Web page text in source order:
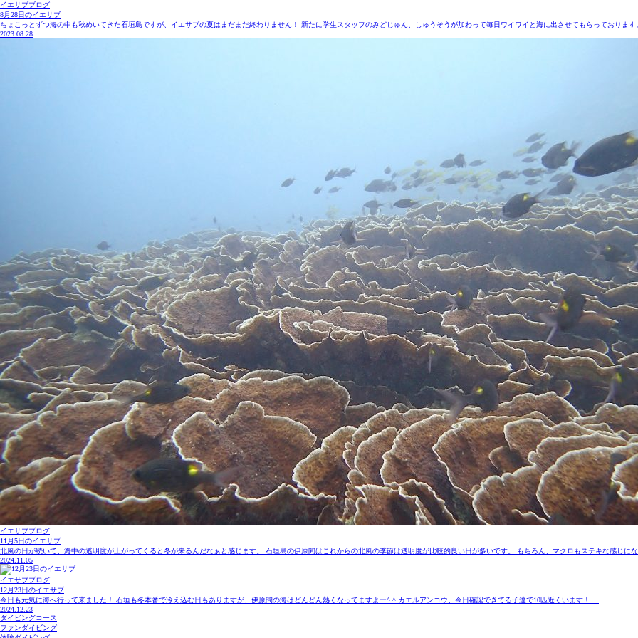
イエサブブログ
8月28日のイエサブ
ちょこっとずつ海の中も秋めいてきた石垣島ですが、イエサブの夏はまだまだ終わりません！ 新たに学生スタッフのみどじゅん、しゅうそうが加わって毎日ワイワイと海に出させてもらっております
2023.08.28
イエサブブログ
11月5日のイエサブ
北風の日が続いて、海中の透明度が上がってくると冬が来るんだなぁと感じます。 石垣島の伊原間はこれからの北風の季節は透明度が比較的良い日が多いです。 もちろん、マクロもステキな感じに
2024.11.05
イエサブブログ
12月23日のイエサブ
今日も元気に海へ行って来ました！ 石垣も冬本番で冷え込む日もありますが、伊原間の海はどんどん熱くなってますよー^ ^ カエルアンコウ、今日確認できてる子達で10匹近くいます！ ...
2024.12.23
ダイビングコース
ファンダイビング